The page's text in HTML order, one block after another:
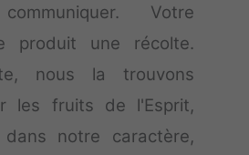
Votre
produit une récolte.
nous la trouvons
les fruits de l'Esprit,
dans notre caractère,